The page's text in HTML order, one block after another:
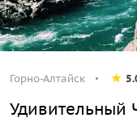
Горно-Алтайск
Удивительный